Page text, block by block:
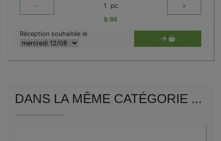
- 1 pc +
9.9€
Réception souhaitée le
DANS LA MÊME CATÉGORIE ...